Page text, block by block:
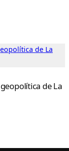
de La